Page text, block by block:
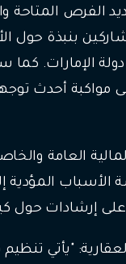
الفرص المتاحة
بنبذة حول
الإمارات. كما
على مواكبة
العامة
الأسباب
إرشادات حول
"يأتي تنظيم